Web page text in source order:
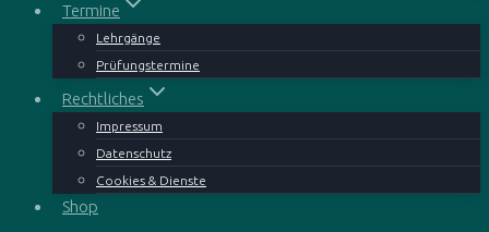
Termine
Lehrgänge
Prüfungstermine
Rechtliches
Impressum
Datenschutz
Cookies & Dienste
Shop